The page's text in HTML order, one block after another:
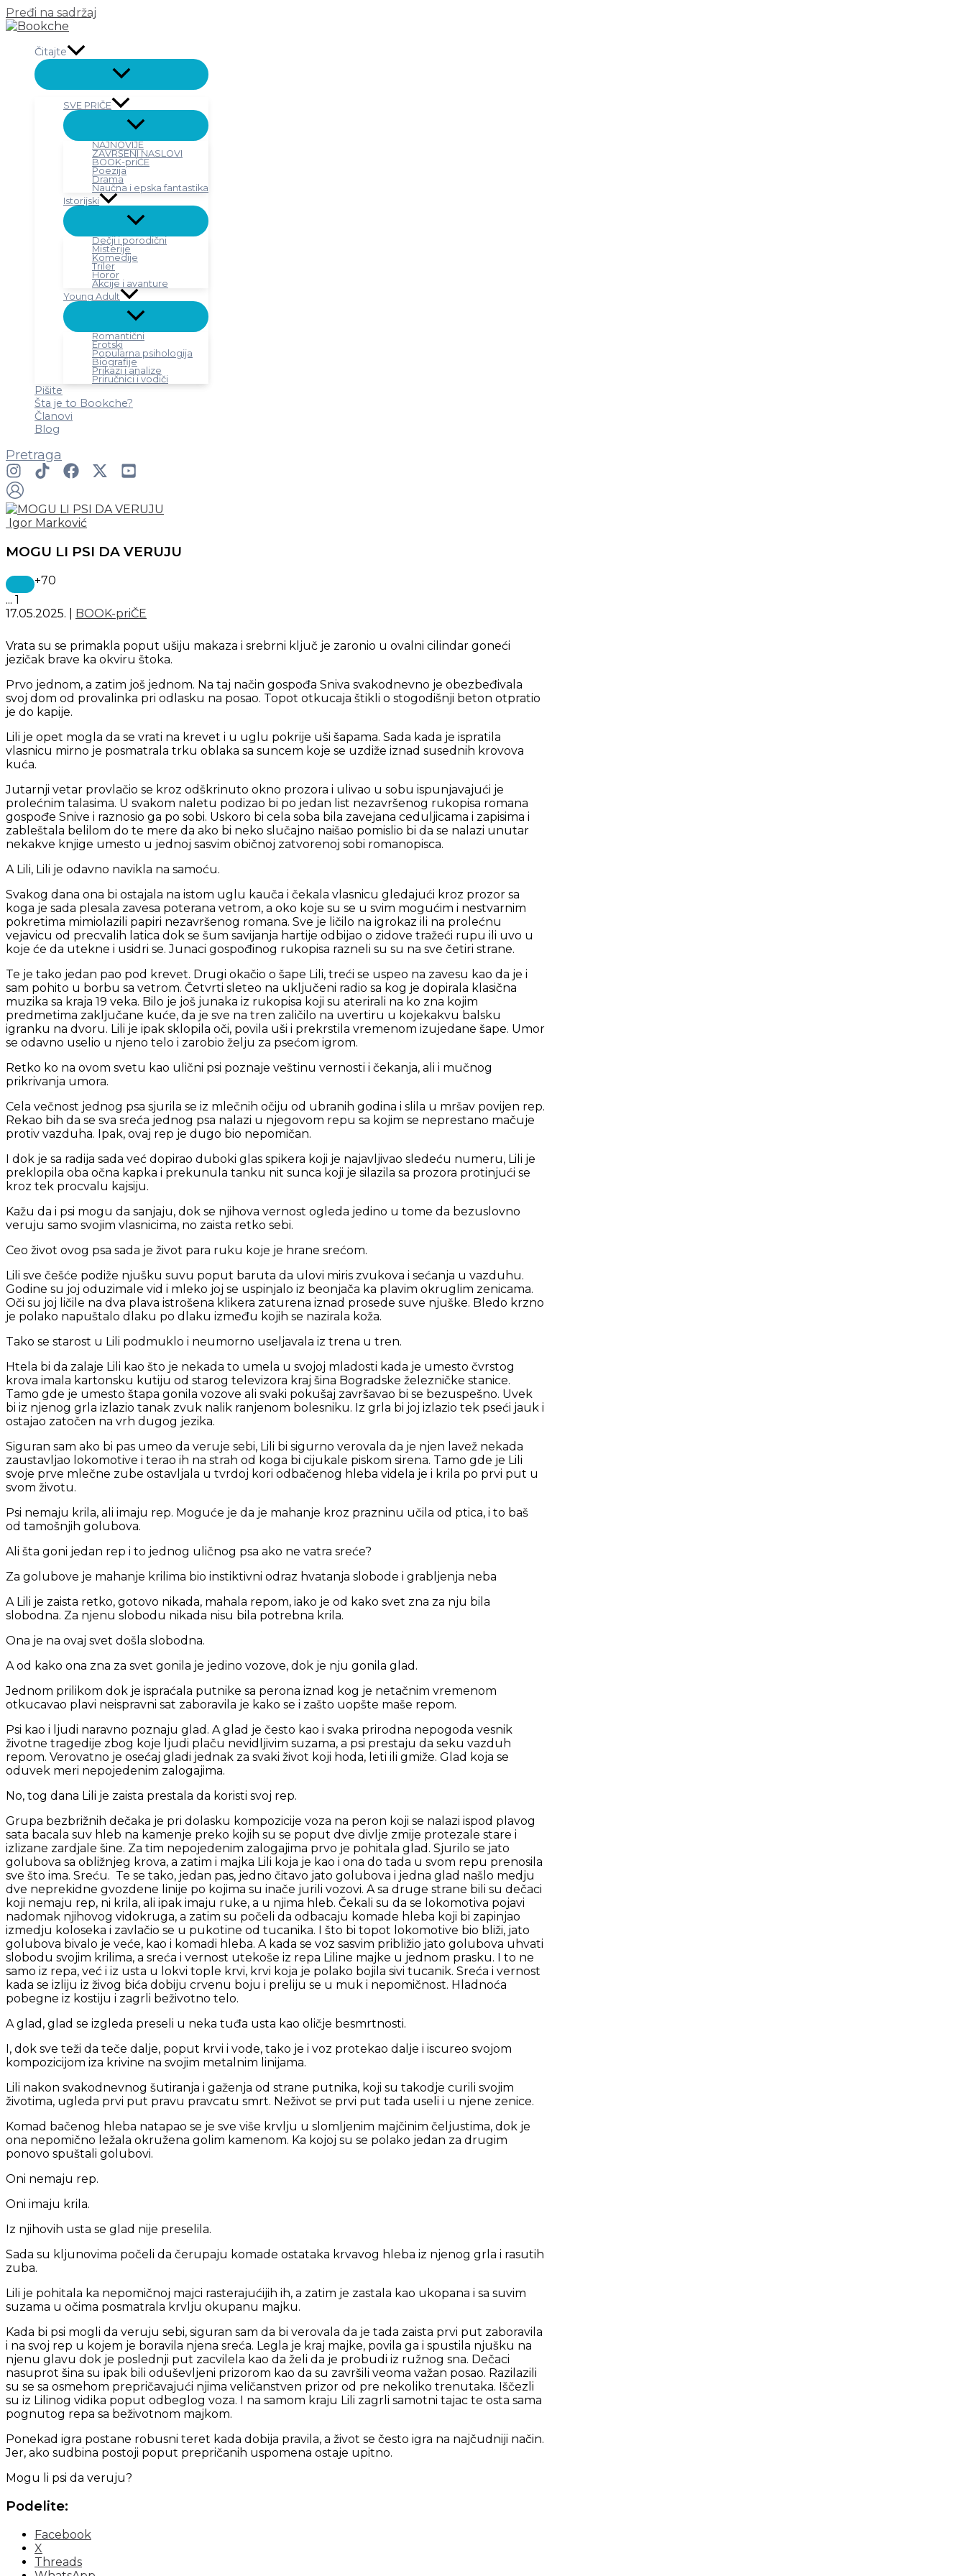
Pređi na sadržaj
Čitajte
SVE PRIČE
NAJNOVIJE
ZAVRŠENI NASLOVI
BOOK-priČE
Poezija
Drama
Naučna i epska fantastika
Istorijski
Dečji i porodični
Misterije
Komedije
Triler
Horor
Akcije i avanture
Young Adult
Romantični
Erotski
Popularna psihologija
Biografije
Prikazi i analize
Priručnici i vodiči
Pišite
Šta je to Bookche?
Članovi
Blog
Pretraga
Igor Marković
MOGU LI PSI DA VERUJU
+70
... 1
17.05.2025.
BOOK-priČE
Vrata su se primakla poput ušiju makaza i srebrni ključ je zaronio u ovalni cilindar goneći
jezičak brave ka okviru štoka.
Prvo jednom, a zatim još jednom. Na taj način gospođa Sniva svakodnevno je obezbeđivala
svoj dom od provalinka pri odlasku na posao. Topot otkucaja štikli o stogodišnji beton otpratio
je do kapije.
Lili je opet mogla da se vrati na krevet i u uglu pokrije uši šapama. Sada kada je ispratila
vlasnicu mirno je posmatrala trku oblaka sa suncem koje se uzdiže iznad susednih krovova
kuća.
Jutarnji vetar provlačio se kroz odškrinuto okno prozora i ulivao u sobu ispunjavajući je
prolećnim talasima. U svakom naletu podizao bi po jedan list nezavršenog rukopisa romana
gospođe Snive i raznosio ga po sobi. Uskoro bi cela soba bila zavejana ceduljicama i zapisima i
zableštala belilom do te mere da ako bi neko slučajno naišao pomislio bi da se nalazi unutar
nekakve knjige umesto u jednoj sasvim običnoj zatvorenoj sobi romanopisca.
A Lili, Lili je odavno navikla na samoću.
Svakog dana ona bi ostajala na istom uglu kauča i čekala vlasnicu gledajući kroz prozor sa
koga je sada plesala zavesa poterana vetrom, a oko koje su se u svim mogućim i nestvarnim
pokretima mimiolazili papiri nezavršenog romana. Sve je ličilo na igrokaz ili na prolećnu
vejavicu od precvalih latica dok se šum savijanja hartije odbijao o zidove tražeći rupu ili uvo u
koje će da utekne i usidri se. Junaci gospođinog rukopisa razneli su su na sve četiri strane.
Te je tako jedan pao pod krevet. Drugi okačio o šape Lili, treći se uspeo na zavesu kao da je i
sam pohito u borbu sa vetrom. Četvrti sleteo na uključeni radio sa kog je dopirala klasična
muzika sa kraja 19 veka. Bilo je još junaka iz rukopisa koji su aterirali na ko zna kojim
predmetima zaključane kuće, da je sve na tren zaličilo na uvertiru u kojekakvu balsku
igranku na dvoru. Lili je ipak sklopila oči, povila uši i prekrstila vremenom izujedane šape. Umor
se odavno uselio u njeno telo i zarobio želju za psećom igrom.
Retko ko na ovom svetu kao ulični psi poznaje veštinu vernosti i čekanja, ali i mučnog
prikrivanja umora.
Cela večnost jednog psa sjurila se iz mlečnih očiju od ubranih godina i slila u mršav povijen rep.
Rekao bih da se sva sreća jednog psa nalazi u njegovom repu sa kojim se neprestano mačuje
protiv vazduha. Ipak, ovaj rep je dugo bio nepomičan.
I dok je sa radija sada već dopirao duboki glas spikera koji je najavljivao sledeću numeru, Lili je
preklopila oba očna kapka i prekunula tanku nit sunca koji je silazila sa prozora protinjući se
kroz tek procvalu kajsiju.
Kažu da i psi mogu da sanjaju, dok se njihova vernost ogleda jedino u tome da bezuslovno
veruju samo svojim vlasnicima, no zaista retko sebi.
Ceo život ovog psa sada je život para ruku koje je hrane srećom.
Lili sve češće podiže njušku suvu poput baruta da ulovi miris zvukova i sećanja u vazduhu.
Godine su joj oduzimale vid i mleko joj se uspinjalo iz beonjača ka plavim okruglim zenicama.
Oči su joj ličile na dva plava istrošena klikera zaturena iznad prosede suve njuške. Bledo krzno
je polako napuštalo dlaku po dlaku između kojih se nazirala koža.
Tako se starost u Lili podmuklo i neumorno useljavala iz trena u tren.
Htela bi da zalaje Lili kao što je nekada to umela u svojoj mladosti kada je umesto čvrstog
krova imala kartonsku kutiju od starog televizora kraj šina Bogradske železničke stanice.
Tamo gde je umesto štapa gonila vozove ali svaki pokušaj završavao bi se bezuspešno. Uvek
bi iz njenog grla izlazio tanak zvuk nalik ranjenom bolesniku. Iz grla bi joj izlazio tek pseći jauk i
ostajao zatočen na vrh dugog jezika.
Siguran sam ako bi pas umeo da veruje sebi, Lili bi sigurno verovala da je njen lavež nekada
zaustavljao lokomotive i terao ih na strah od koga bi cijukale piskom sirena. Tamo gde je Lili
svoje prve mlečne zube ostavljala u tvrdoj kori odbačenog hleba videla je i krila po prvi put u
svom životu.
Psi nemaju krila, ali imaju rep. Moguće je da je mahanje kroz prazninu učila od ptica, i to baš
od tamošnjih golubova.
Ali šta goni jedan rep i to jednog uličnog psa ako ne vatra sreće?
Za golubove je mahanje krilima bio instiktivni odraz hvatanja slobode i grabljenja neba
A Lili je zaista retko, gotovo nikada, mahala repom, iako je od kako svet zna za nju bila
slobodna. Za njenu slobodu nikada nisu bila potrebna krila.
Ona je na ovaj svet došla slobodna.
A od kako ona zna za svet gonila je jedino vozove, dok je nju gonila glad.
Jednom prilikom dok je ispraćala putnike sa perona iznad kog je netačnim vremenom
otkucavao plavi neispravni sat zaboravila je kako se i zašto uopšte maše repom.
Psi kao i ljudi naravno poznaju glad. A glad je često kao i svaka prirodna nepogoda vesnik
životne tragedije zbog koje ljudi plaču nevidljivim suzama, a psi prestaju da seku vazduh
repom. Verovatno je osećaj gladi jednak za svaki život koji hoda, leti ili gmiže. Glad koja se
oduvek meri nepojedenim zalogajima.
No, tog dana Lili je zaista prestala da koristi svoj rep.
Grupa bezbrižnih dečaka je pri dolasku kompozicije voza na peron koji se nalazi ispod plavog
sata bacala suv hleb na kamenje preko kojih su se poput dve divlje zmije protezale stare i
izlizane zardjale šine. Za tim nepojedenim zalogajima prvo je pohitala glad. Sjurilo se jato
golubova sa obližnjeg krova, a zatim i majka Lili koja je kao i ona do tada u svom repu prenosila
sve što ima. Sreću. Te se tako, jedan pas, jedno čitavo jato golubova i jedna glad našlo medju
dve neprekidne gvozdene linije po kojima su inače jurili vozovi. A sa druge strane bili su dečaci
koji nemaju rep, ni krila, ali ipak imaju ruke, a u njima hleb. Čekali su da se lokomotiva pojavi
nadomak njihovog vidokruga, a zatim su počeli da odbacaju komade hleba koji bi zapinjao
izmedju koloseka i zavlačio se u pukotine od tucanika. I što bi topot lokomotive bio bliži, jato
golubova bivalo je veće, kao i komadi hleba. A kada se voz sasvim približio jato golubova uhvati
slobodu svojim krilima, a sreća i vernost utekoše iz repa Liline majke u jednom prasku. I to ne
samo iz repa, već i iz usta u lokvi tople krvi, krvi koja je polako bojila sivi tucanik. Sreća i vernost
kada se izliju iz živog bića dobiju crvenu boju i preliju se u muk i nepomičnost. Hladnoća
pobegne iz kostiju i zagrli beživotno telo.
A glad, glad se izgleda preseli u neka tuđa usta kao oličje besmrtnosti.
I, dok sve teži da teče dalje, poput krvi i vode, tako je i voz protekao dalje i iscureo svojom
kompozicijom iza krivine na svojim metalnim linijama.
Lili nakon svakodnevnog šutiranja i gaženja od strane putnika, koji su takodje curili svojim
životima, ugleda prvi put pravu pravcatu smrt. Neživot se prvi put tada useli i u njene zenice.
Komad bačenog hleba natapao se je sve više krvlju u slomljenim majčinim čeljustima, dok je
ona nepomično ležala okružena golim kamenom. Ka kojoj su se polako jedan za drugim
ponovo spuštali golubovi.
Oni nemaju rep.
Oni imaju krila.
Iz njihovih usta se glad nije preselila.
Sada su kljunovima počeli da čerupaju komade ostataka krvavog hleba iz njenog grla i rasutih
zuba.
Lili je pohitala ka nepomičnoj majci rasterajućijih ih, a zatim je zastala kao ukopana i sa suvim
suzama u očima posmatrala krvlju okupanu majku.
Kada bi psi mogli da veruju sebi, siguran sam da bi verovala da je tada zaista prvi put zaboravila
i na svoj rep u kojem je boravila njena sreća. Legla je kraj majke, povila ga i spustila njušku na
njenu glavu dok je poslednji put zacvilela kao da želi da je probudi iz ružnog sna. Dečaci
nasuprot šina su ipak bili oduševljeni prizorom kao da su završili veoma važan posao. Razilazili
su se sa osmehom prepričavajući njima veličanstven prizor od pre nekoliko trenutaka. Iščezli
su iz Lilinog vidika poput odbeglog voza. I na samom kraju Lili zagrli samotni tajac te osta sama
pognutog repa sa beživotnom majkom.
Ponekad igra postane robusni teret kada dobija pravila, a život se često igra na najčudniji način.
Jer, ako sudbina postoji poput prepričanih uspomena ostaje upitno.
Mogu li psi da veruju?
Podelite:
Facebook
X
Threads